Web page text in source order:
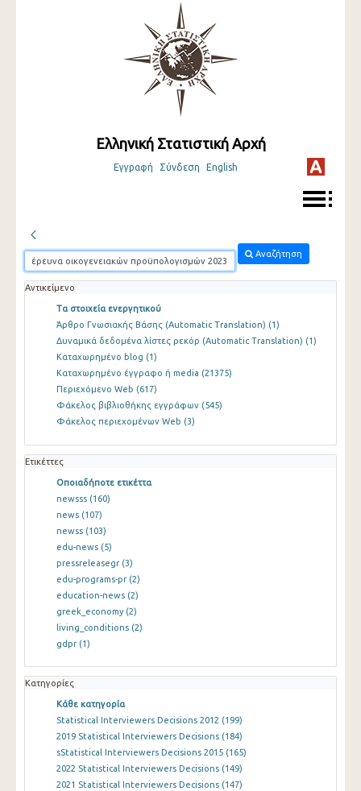
Ελληνική Στατιστική Αρχή
Εγγραφή Σύνδεση English
Αναζήτηση
Αντικείμενο
Τα στοιχεία ενεργητικού
Άρθρο Γνωσιακής Βάσης (Automatic Translation) (1)
Δυναμικά δεδομένα λίστες ρεκόρ (Automatic Translation) (1)
Καταχωρημένο blog (1)
Καταχωρημένο έγγραφο ή media (21375)
Περιεχόμενο Web (617)
Φάκελος βιβλιοθήκης εγγράφων (545)
Φάκελος περιεχομένων Web (3)
Ετικέττες
Οποιαδήποτε ετικέττα
newsss (160)
news (107)
newss (103)
edu-news (5)
pressreleasegr (3)
edu-programs-pr (2)
education-news (2)
greek_economy (2)
living_conditions (2)
gdpr (1)
Κατηγορίες
Κάθε κατηγορία
Statistical Interviewers Decisions 2012 (199)
2019 Statistical Interviewers Decisions (184)
sStatistical Interviewers Decisions 2015 (165)
2022 Statistical Interviewers Decisions (149)
2021 Statistical Interviewers Decisions (147)